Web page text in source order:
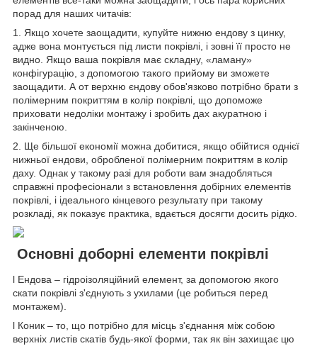
порад для наших читачів:
1. Якщо хочете заощадити, купуйте нижню ендову з цинку,
адже вона монтується під листи покрівлі, і зовні її просто не
видно. Якщо ваша покрівля має складну, «ламану»
конфігурацію, з допомогою такого прийому ви зможете
заощадити. А от верхню єндову обов'язково потрібно брати з
полімерним покриттям в колір покрівлі, що допоможе
приховати недоліки монтажу і зробить дах акуратною і
закінченою.
2. Ще більшої економії можна добитися, якщо обійтися однієї
нижньої ендови, обробленої полімерним покриттям в колір
даху. Однак у такому разі для роботи вам знадобляться
справжні професіонали з встановлення добірних елементів
покрівлі, і ідеального кінцевого результату при такому
розкладі, як показує практика, вдається досягти досить рідко.
Основні доборні елементи покрівлі
l Ендова – гідроізоляційний елемент, за допомогою якого
скати покрівлі з'єднують з ухилами (це робиться перед
монтажем).
l Коник – то, що потрібно для місць з'єднання між собою
верхніх листів скатів будь-якої форми, так як він захищає цю